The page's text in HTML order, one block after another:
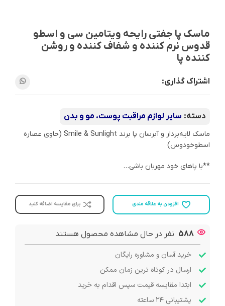
ماسک پا جفتی رایحه ویتامین سی و اسطو
قدوس نرم کننده و شفاف کننده و روشن
کننده پا
اشتراک گذاری:
دسته: سایر لوازم مراقبت پوست، مو و بدن
ماسک لایه‌بردار و آبرسان پا برند Smile & Sunlight (حاوی عصاره
اسطوخودوس)
**با پاهای خود مهربان باشی…
افزودن به علاقه مندی برای مقایسه اضافه کنید
588 نفر در حال مشاهده محصول هستند
خرید آسان و مشاوره رایگان
ارسال در کوتاه ترین زمان ممکن
ابتدا مقایسه قیمت سپس اقدام به خرید
پشتیبانی ۲۴ ساعته